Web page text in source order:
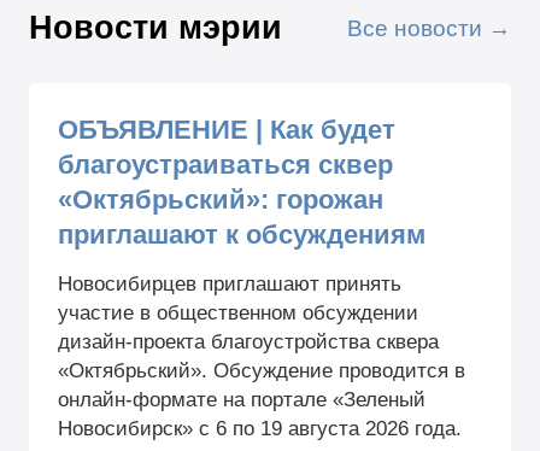
Новости мэрии Все новости
ОБЪЯВЛЕНИЕ | Как будет
благоустраиваться сквер
«Октябрьский»: горожан
приглашают к обсуждениям
Новосибирцев приглашают принять
участие в общественном обсуждении
дизайн-проекта благоустройства сквера
«Октябрьский». Обсуждение проводится в
онлайн-формате на портале «Зеленый
Новосибирск» с 6 по 19 августа 2026 года.